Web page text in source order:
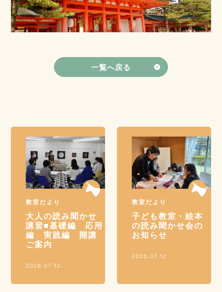
一覧へ戻る
教室だより
大人の読み聞かせ
講習■基礎編 応用
編 実践編 開講
ご案内
2026.07.12
教室だより
子ども教室・絵本
の読み聞かせ会の
お知らせ
2026.07.12